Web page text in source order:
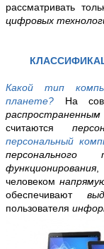
рассматривать
цифровых
Какой тип
планете? На
распространенным
считаются
персональный
персонального
функционирования,
человеком
обеспечивают
пользователя